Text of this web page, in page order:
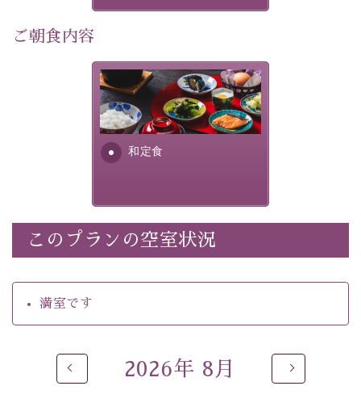
・環境に配慮したアメニティをご用意
・館内フリーWi-Fi
・チェックイン15時、チェックアウト10時
・朝夕個室料亭で個室食
・夕食は地産地消の創作和会席 美湖膳（二十四節気と
・朝食はこだわりの味噌汁をはじめとした和定食
【温泉】
自家源泉「美翠源泉」は酸化の進みが遅く新鮮で若返り
の効果が高い、極めて希有な源泉です。身も心も癒され
るご入浴をお愉しみください。
■お座敷風呂（大浴場）
用。 足元が柔らかく、そして滑りにくい畳のお風呂で
ご朝食内容
和定食
さっぱりとした和食膳に使わ
れる食材は、諏訪の名産品を
ふんだんに取り入れ、安心・
安全を心掛けた長野県産...
このプランの空室状況
満室です
2026年 8月